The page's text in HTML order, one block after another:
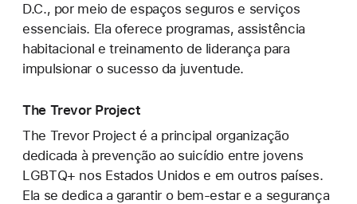
D.C., por meio de espaços seguros e serviços
essenciais. Ela oferece programas, assistência
habitacional e treinamento de liderança para
impulsionar o sucesso da juventude.
The Trevor Project
The Trevor Project é a principal organização
dedicada à prevenção ao suicídio entre jovens
LGBTQ+ nos Estados Unidos e em outros países.
Ela se dedica a garantir o bem-estar e a segurança